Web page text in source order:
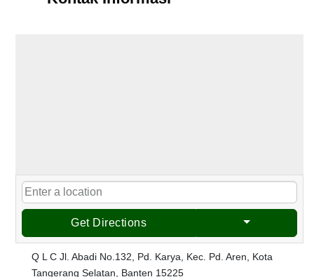
Get Directions
Q L C Jl. Abadi No.132, Pd. Karya, Kec. Pd. Aren, Kota
Tangerang Selatan, Banten 15225